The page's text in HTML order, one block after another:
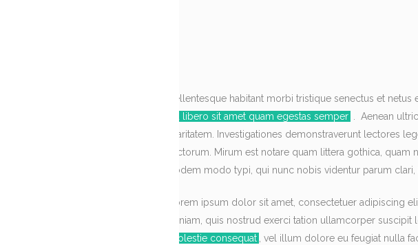
Pellentesque habitant morbi tristique senectus et
eu libero sit amet quam egestas semper
. Aenean
claritatem. Investigationes demonstraverunt lectores
lectorum. Mirum est notare quam littera gothica,
Eodem modo typi, qui nunc nobis videntur parum
Lorem ipsum dolor sit amet, consectetuer adipiscing
veniam, quis nostrud exerci tation ullamcorper
molestie consequat
, vel illum dolore eu feugiat nulla